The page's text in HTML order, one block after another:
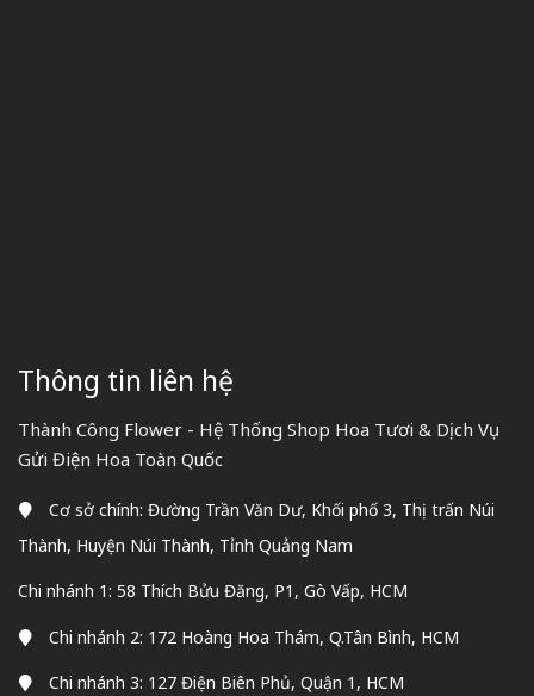
Thông tin liên hệ
Thành Công Flower - Hệ Thống Shop Hoa Tươi & Dịch Vụ
Gửi Điện Hoa Toàn Quốc
Cơ sở chính: Đường Trần Văn Dư, Khối phố 3, Thị trấn Núi
Thành, Huyện Núi Thành, Tỉnh Quảng Nam
Chi nhánh 1: 58 Thích Bửu Đăng, P1, Gò Vấp, HCM
Chi nhánh 2: 172 Hoàng Hoa Thám, Q.Tân Bình, HCM
Chi nhánh 3: 127 Điện Biên Phủ, Quận 1, HCM